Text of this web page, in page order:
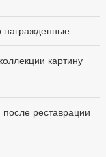
награжденные
картину
реставрации